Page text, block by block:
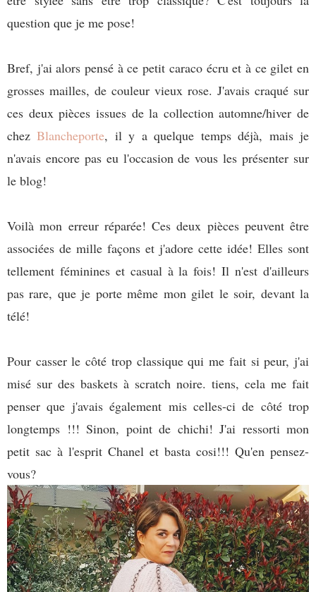
question que je me pose!
Bref, j'ai alors pensé à ce petit caraco écru et à ce gilet en
grosses mailles, de couleur vieux rose. J'avais craqué sur
ces deux pièces issues de la collection automne/hiver de
chezBlancheporte, il y a quelque temps déjà, mais je
n'avais encore pas eu l'occasion de vous les présenter sur
le blog!
Voilà mon erreur réparée! Ces deux pièces peuvent être
associées de mille façons et j'adore cette idée! Elles sont
tellement féminines et casual à la fois! Il n'est d'ailleurs
pas rare, que je porte même mon gilet le soir, devant la
télé!
Pour casser le côté trop classique qui me fait si peur, j'ai
misé sur des baskets à scratch noire. tiens, cela me fait
penser que j'avais également mis celles-ci de côté trop
longtemps !!! Sinon, point de chichi! J'ai ressorti mon
petit sac à l'esprit Chanel et basta cosi!!! Qu'en pensez-
vous?